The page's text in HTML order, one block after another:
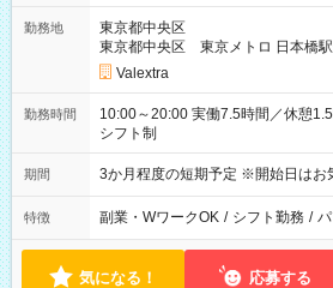
勤務地
東京都中央区
東京都中央区 東京メトロ 日本橋駅
Valextra
勤務時間
10:00～20:00 実働7.5時間／休憩1.5時間 営業時間に合わせた
シフト制
期間 3か月程度の短期予定 ※開始日はお
特徴 副業・WワークOK / シフト勤務 /
気になる！ 応募する